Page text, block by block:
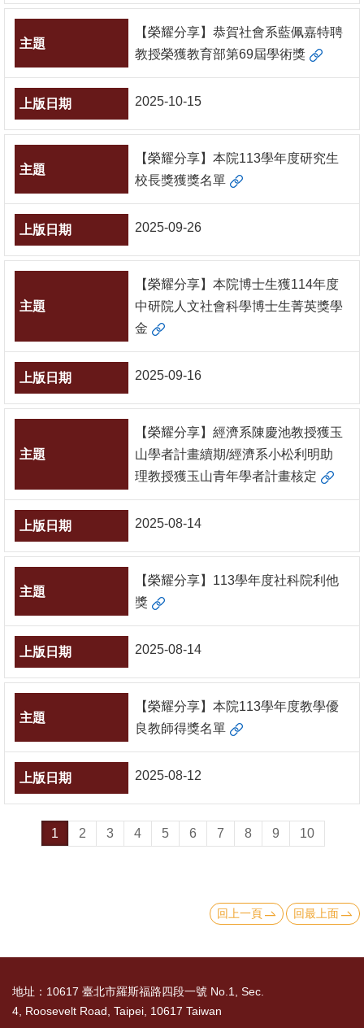
心
&
輔
捐
研
資
源
圖
館
回
首
臺
首
頁
網
站
English
輔
區
facebook
【榮耀分享】恭賀社會系藍佩嘉特聘
教授榮獲教育部第69屆學術獎
2025-10-15
【榮耀分享】本院113學年度研究生
校長獎獲獎名單
2025-09-26
【榮耀分享】本院博士生獲114年度
中研院人文社會科學博士生菁英獎學
金
2025-09-16
【榮耀分享】經濟系陳慶池教授獲玉
山學者計畫續期/經濟系小松利明助
理教授獲玉山青年學者計畫核定
2025-08-14
【榮耀分享】113學年度社科院利他
獎
2025-08-14
【榮耀分享】本院113學年度教學優
良教師得獎名單
2025-08-12
1 2 3 4 5 6 7 8 9 10
回上一頁 回最上面
地址：10617 臺北市羅斯福路四段一號 No.1, Sec.
4, Roosevelt Road, Taipei, 10617 Taiwan